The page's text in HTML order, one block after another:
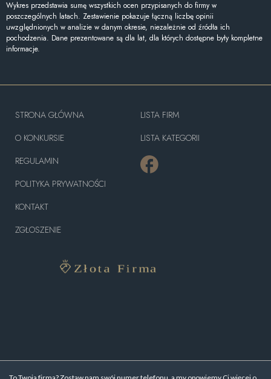
Wykres przedstawia sumę wszystkich ocen przypisanych do firmy w
poszczególnych latach. Zestawienie pokazuje łączną liczbę opinii
uwzględnionych w analizie w danym okresie, niezależnie od źródła ich
pochodzenia. Dane prezentowane są dla lat, dla których dostępne były kompletne
informacje.
STRONA GŁÓWNA
O KONKURSIE
REGULAMIN
POLITYKA PRYWATNOŚCI
KONTAKT
ZGŁOSZENIE
LISTA FIRM
LISTA KATEGORII